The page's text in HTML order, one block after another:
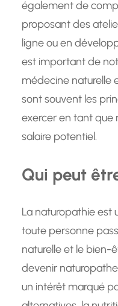
également de
proposant des
ligne ou en
est important de
médecine naturelle
sont souvent les
exercer en tant
salaire potentiel.
Qui peut
La naturopathie est
toute personne
naturelle et le bien-
devenir
un intérêt marqué